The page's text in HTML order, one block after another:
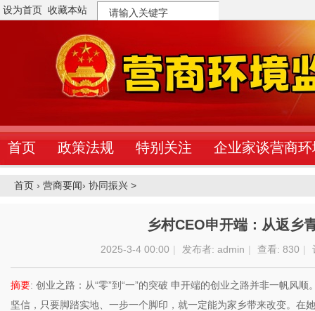
设为首页 收藏本站
搜
索
首页 政策法规 特别关注 企业家谈营商环
首页 › 营商要闻› 协同振兴 >
乡村CEO申开端：从返乡
2025-3-4 00:00 | 发布者: admin | 查看: 830 |
摘要: 创业之路：从“零”到“一”的突破 申开端的创业之路并非一帆风
坚信，只要脚踏实地、一步一个脚印，就一定能为家乡带来改变。在